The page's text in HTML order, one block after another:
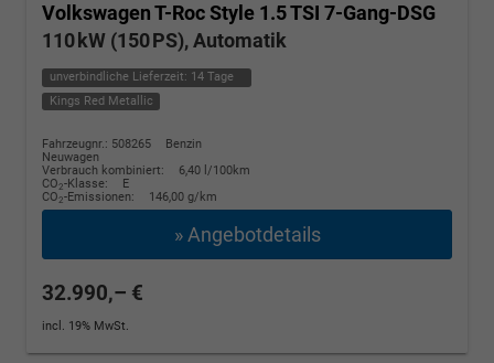
Volkswagen T-RocStyle 1.5 TSI 7-Gang-DSG
110 kW (150 PS), Automatik
unverbindliche Lieferzeit: 14 Tage
Kings Red Metallic
Fahrzeugnr.: 508265
Benzin
Neuwagen
Verbrauch kombiniert:
6,40 l/100km
CO2-Klasse:
E
CO2-Emissionen: 146,00 g/km
» Angebotdetails
32.990,– €
incl. 19% MwSt.